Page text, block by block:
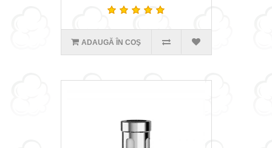
ADAUGĂ ÎN COŞ